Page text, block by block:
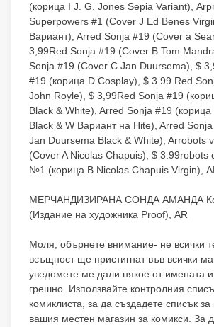
(корица I J. G. Jones Sepia Variant),
Superpowers #1 (Cover J Ed Benes
Вариант), Arred Sonja #19 (Cover a
3,99Red Sonja #19 (Cover B Tom
Sonja #19 (Cover C Jan Duursema), $
#19 (корица D Cosplay), $ 3.99 Red
John Royle), $ 3,99Red Sonja #19
Black & White), Arred Sonja #19
Black & W Вариант на Hite), Arred
Jan Duursema Black & White), Arrobots
(Cover A Nicolas Chapuis), $ 3.99robots
№1 (корица B Nicolas Chapuis Virgin),
МЕРЧАНДИЗИРАНА СОНДА АМАНДА
(Издание на художника Proof), AR
Моля, обърнете внимание- не всички
всъщност ще пристигнат във всички
уведомете ме дали някое от имената
грешно. Използвайте контролния
комиклиста, за да създадете списък за
вашия местен магазин за комикси. За